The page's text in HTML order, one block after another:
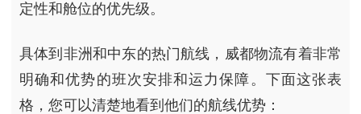
定性和舱位的优先级。
具体到非洲和中东的热门航线，威都物流有着非常
明确和优势的班次安排和运力保障。下面这张表
格，您可以清楚地看到他们的航线优势：